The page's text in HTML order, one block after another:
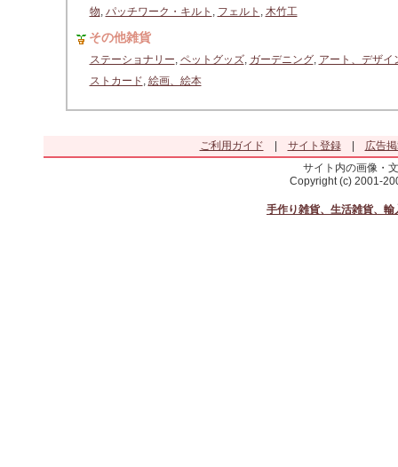
物, パッチワーク・キルト , フェルト , 木竹工
その他雑貨
ステーショナリー, ペットグッズ, ガーデニング, アート、デザイ
ストカード, 絵画、絵本
ご利用ガイド サイト登録|
広告
サイト内の画像・
Copyright (c) 2001-
手作り雑貨、生活雑貨、